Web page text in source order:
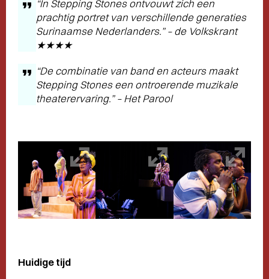
“In Stepping Stones ontvouwt zich een
prachtig portret van verschillende generaties
Surinaamse Nederlanders.” – de Volkskrant
★★★★
“De combinatie van band en acteurs maakt
Stepping Stones een ontroerende muzikale
theaterervaring.” – Het Parool
Huidige tijd